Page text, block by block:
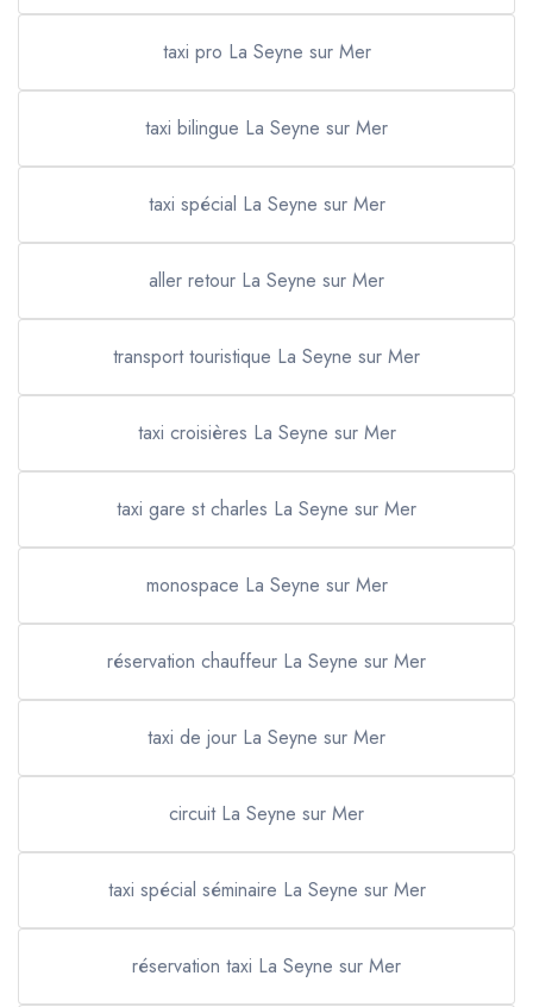
taxi pro La Seyne sur Mer
taxi bilingue La Seyne sur Mer
taxi spécial La Seyne sur Mer
aller retour La Seyne sur Mer
transport touristique La Seyne sur Mer
taxi croisières La Seyne sur Mer
taxi gare st charles La Seyne sur Mer
monospace La Seyne sur Mer
réservation chauffeur La Seyne sur Mer
taxi de jour La Seyne sur Mer
circuit La Seyne sur Mer
taxi spécial séminaire La Seyne sur Mer
réservation taxi La Seyne sur Mer